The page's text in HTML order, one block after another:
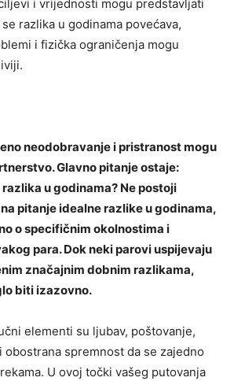
i vrijednosti mogu predstavljati
razlika u godinama povećava,
i fizička ograničenja mogu
neodobravanje i pristranost mogu
Glavno pitanje ostaje:
u godinama? Ne postoji
pitanje idealne razlike u godinama,
o specifičnim okolnostima i
para. Dok neki parovi uspijevaju
značajnim dobnim razlikama,
biti izazovno.
elementi su ljubav, poštovanje,
obostrana spremnost da se zajedno
U ovoj točki vašeg putovanja